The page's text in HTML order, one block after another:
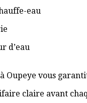
eau
d’eau
Oupeye vous
claire avant